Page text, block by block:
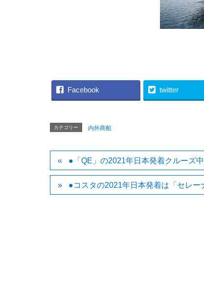
（
Facebook twitter
カテゴリー 内外商船
●「QE」の2021年日本発着クルーズ
●コスタの2021年日本発着は「セレー